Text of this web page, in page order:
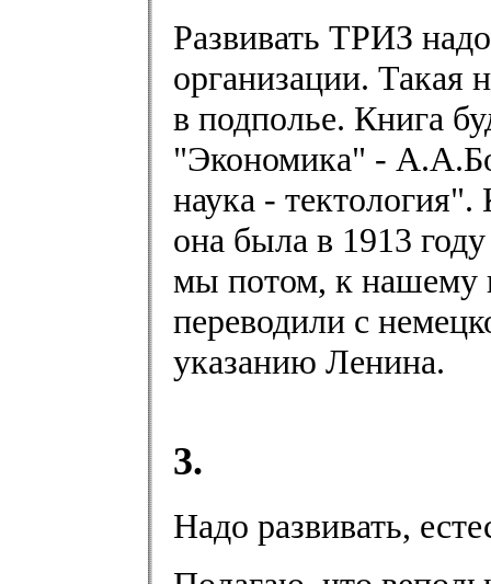
Развивать ТРИЗ
организации. Такая
в подполье. Книга
"Экономика" -
наука - тектология".
она была в 1913
мы потом, к нашему
переводили с
указанию Ленина.
3.
Надо развивать,